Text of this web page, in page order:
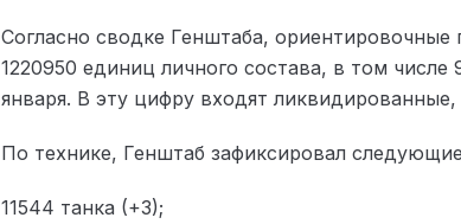
Согласно сводке Генштаба,
1220950 единиц личного состава, в том
января. В эту цифру входят
По технике, Генштаб зафиксировал
11544 танка (+3);